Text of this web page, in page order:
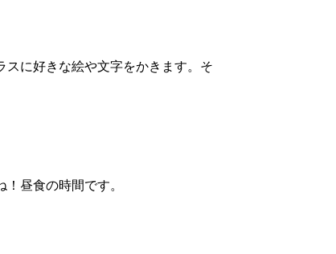
に好きな絵や文字をかきます。そ
昼食の時間です。